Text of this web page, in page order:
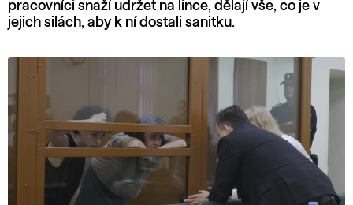
pracovníci snaží udržet na lince, dělají vše, co je v
jejich silách, aby k ní dostali sanitku.